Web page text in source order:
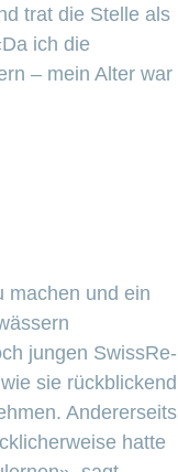
trat die Stelle als
ich die
– mein Alter war
machen und ein
jungen SwissRe-
sie rückblickend
Andererseits
hatte